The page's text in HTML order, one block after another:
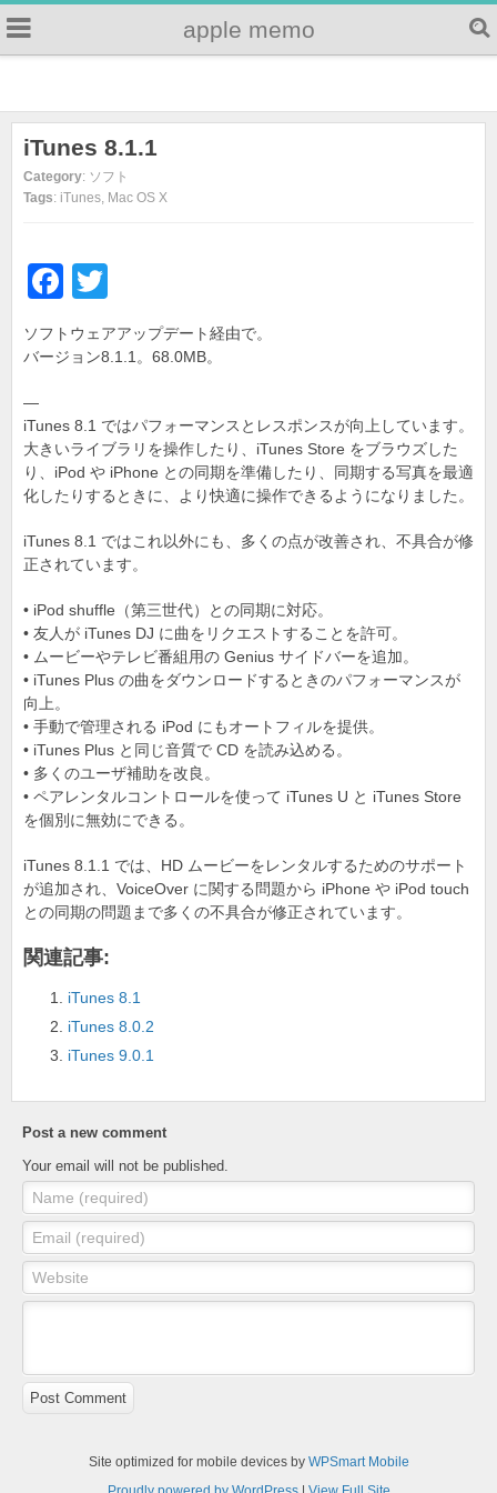
apple memo
iTunes 8.1.1
Category: ソフト
Tags: iTunes, Mac OS X
F
a
c
b
o
o
k
tt
ソフトウェアアップデート経由で。
バージョン8.1.1。68.0MB。
—
iTunes 8.1 ではパフォーマンスとレスポンスが向上しています。
大きいライブラリを操作したり、iTunes Store をブラウズした
り、iPod や iPhone との同期を準備したり、同期する写真を最適
化したりするときに、より快適に操作できるようになりました。
iTunes 8.1 ではこれ以外にも、多くの点が改善され、不具合が修
正されています。
• iPod shuffle（第三世代）との同期に対応。
• 友人が iTunes DJ に曲をリクエストすることを許可。
• ムービーやテレビ番組用の Genius サイドバーを追加。
• iTunes Plus の曲をダウンロードするときのパフォーマンスが
向上。
• 手動で管理される iPod にもオートフィルを提供。
• iTunes Plus と同じ音質で CD を読み込める。
• 多くのユーザ補助を改良。
• ペアレンタルコントロールを使って iTunes U と iTunes Store
を個別に無効にできる。
iTunes 8.1.1 では、HD ムービーをレンタルするためのサポート
が追加され、VoiceOver に関する問題から iPhone や iPod touch
との同期の問題まで多くの不具合が修正されています。
関連記事:
iTunes 8.1
iTunes 8.0.2
iTunes 9.0.1
Post a new comment
Your email will not be published.
Name (required)
Email (required)
Website
Post Comment
Site optimized for mobile devices by WPSmart Mobile